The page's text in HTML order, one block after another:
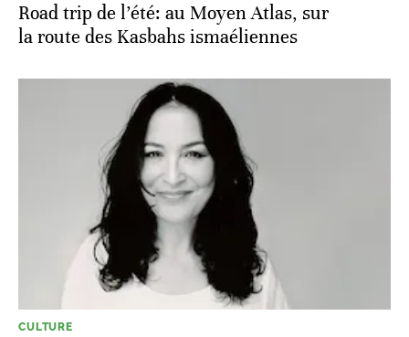
Road trip de l’été: au Moyen Atlas, sur
la route des Kasbahs ismaéliennes
CULTURE